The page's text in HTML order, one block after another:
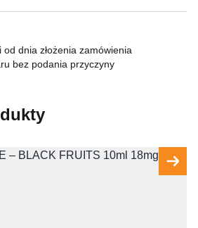
od dnia złożenia zamówienia
bez podania przyczyny